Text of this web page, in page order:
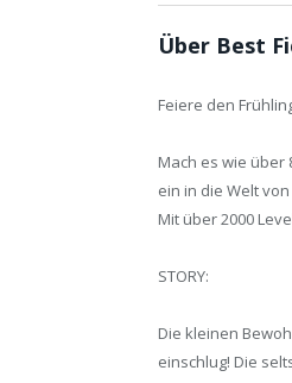
Über Best
Feiere den
Mach es wie über
ein in die Welt
Mit über 2000
STORY:
Die kleinen
einschlug! Die